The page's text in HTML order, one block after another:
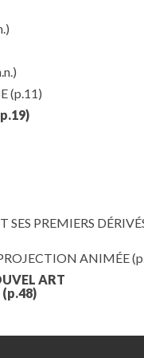
(p.11)
SES PREMIERS
ANIMÉE
ART
(p.48)